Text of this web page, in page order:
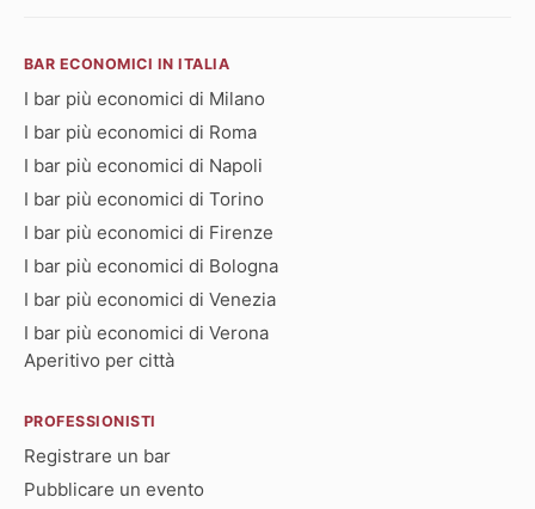
BAR ECONOMICI IN ITALIA
I bar più economici di Milano
I bar più economici di Roma
I bar più economici di Napoli
I bar più economici di Torino
I bar più economici di Firenze
I bar più economici di Bologna
I bar più economici di Venezia
I bar più economici di Verona
Aperitivo per città
PROFESSIONISTI
Registrare un bar
Pubblicare un evento